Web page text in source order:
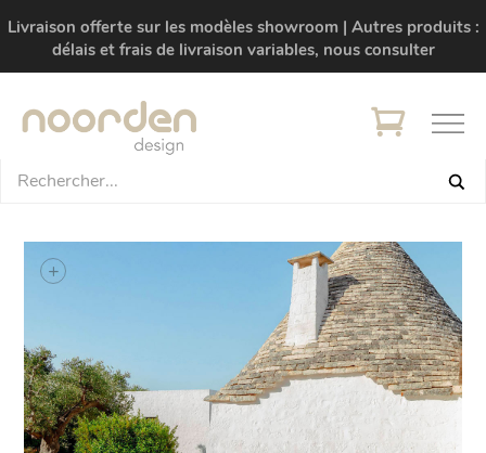
Livraison offerte sur les modèles showroom | Autres produits :
délais et frais de livraison variables, nous consulter
+